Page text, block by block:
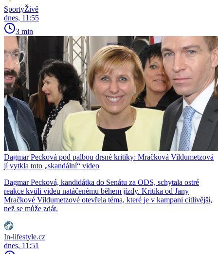
SportyŽivě
dnes, 11:55
3 min
Dagmar Pecková pod palbou drsné kritiky: Mračková Vildumetzová
jí vytkla toto „skandální“ video
Dagmar Pecková, kandidátka do Senátu za ODS, schytala ostré
reakce kvůli videu natáčenému během jízdy. Kritika od Jany
Mračkové Vildumetzové otevřela téma, které je v kampani citlivější,
než se může zdát.
In-lifestyle.cz
dnes, 11:51